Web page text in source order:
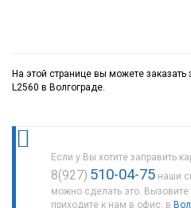
На этой странице вы можете заказать
L2560 в Волгограде.
Если у Вы хотите заправить
8(927) 510-04-75 наши
можно сделать это. Вызовите
приходите к нам в офис, в